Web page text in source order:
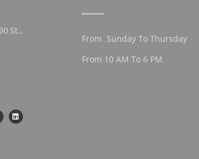
St.,
From Sunday To Thursday
From 10 AM To 6 PM